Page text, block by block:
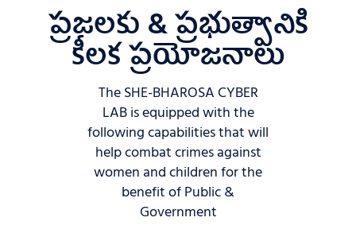
ప్రజలకు & ప్రభుత్వానికి
కీలక ప్రయోజనాలు
The SHE-BHAROSA CYBER
LAB is equipped with the
following capabilities that will
help combat crimes against
women and children for the
benefit of Public &
Government